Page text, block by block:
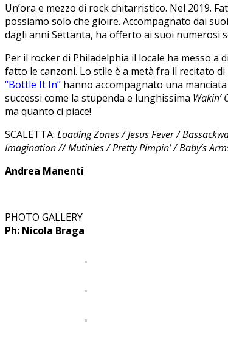
Un’ora e mezzo di rock chitarristico. Nel 2019.
possiamo solo che gioire. Accompagnato dai
dagli anni Settanta, ha offerto ai suoi numerosi
Per il rocker di Philadelphia il locale ha messo a
fatto le canzoni. Lo stile è a metà fra il recitato
“Bottle It In” hanno accompagnato una manciata
successi come la stupenda e lunghissima Wakin’
ma quanto ci piace!
SCALETTA: Loading Zones / Jesus Fever /
Imagination // Mutinies / Pretty Pimpin’ / Baby’s
Andrea Manenti
PHOTO GALLERY
Ph: Nicola Braga